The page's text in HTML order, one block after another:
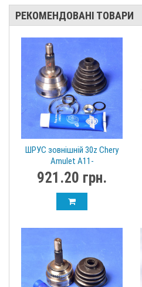
РЕКОМЕНДОВАНІ ТОВАРИ
ШРУС зовнішній 30z Chery
Amulet A11-
XLB3AH2203030E Ruville/
Rider
921.20 грн.